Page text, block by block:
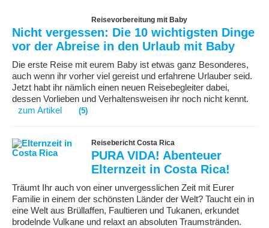
Reisevorbereitung mit Baby
Nicht vergessen: Die 10 wichtigsten Dinge
vor der Abreise in den Urlaub mit Baby
Die erste Reise mit eurem Baby ist etwas ganz Besonderes,
auch wenn ihr vorher viel gereist und erfahrene Urlauber seid.
Jetzt habt ihr nämlich einen neuen Reisebegleiter dabei,
dessen Vorlieben und Verhaltensweisen ihr noch nicht kennt.
zum Artikel
(5)
Reisebericht Costa Rica
PURA VIDA! Abenteuer
Elternzeit in Costa Rica!
Träumt Ihr auch von einer unvergesslichen Zeit mit Eurer
Familie in einem der schönsten Länder der Welt? Taucht ein in
eine Welt aus Brüllaffen, Faultieren und Tukanen, erkundet
brodelnde Vulkane und relaxt an absoluten Traumstränden.